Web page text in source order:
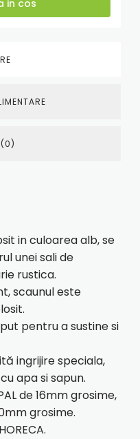
in cos
(0)
in culoarea alb, se
unei sali de
rustica.
scaunul este
pentru a sustine si
ingrijire speciala,
apa si sapun.
de 16mm grosime,
grosime.